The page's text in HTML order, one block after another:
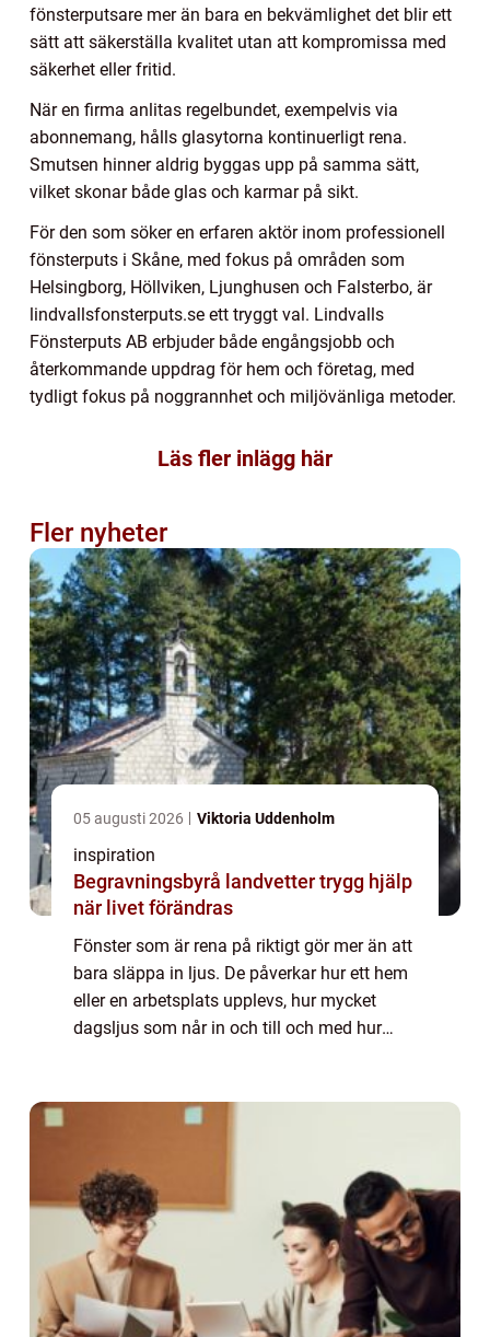
fönsterputsare mer än bara en bekvämlighet det blir ett
sätt att säkerställa kvalitet utan att kompromissa med
säkerhet eller fritid.
När en firma anlitas regelbundet, exempelvis via
abonnemang, hålls glasytorna kontinuerligt rena.
Smutsen hinner aldrig byggas upp på samma sätt,
vilket skonar både glas och karmar på sikt.
För den som söker en erfaren aktör inom professionell
fönsterputs i Skåne, med fokus på områden som
Helsingborg, Höllviken, Ljunghusen och Falsterbo, är
lindvallsfonsterputs.se ett tryggt val. Lindvalls
Fönsterputs AB erbjuder både engångsjobb och
återkommande uppdrag för hem och företag, med
tydligt fokus på noggrannhet och miljövänliga metoder.
Läs fler inlägg här
Fler nyheter
05 augusti 2026 Viktoria Uddenholm
inspiration
Begravningsbyrå landvetter trygg hjälp
när livet förändras
Fönster som är rena på riktigt gör mer än att
bara släppa in ljus. De påverkar hur ett hem
eller en arbetsplats upplevs, hur mycket
dagsljus som når in och till och med hur